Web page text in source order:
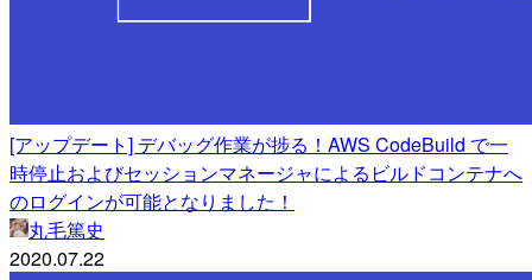
[アップデート] デバッグ作業が捗る！AWS CodeBuild で一
時停止およびセッションマネージャによるビルドコンテナへ
のログインが可能となりました！
丸毛篤史
2020.07.22